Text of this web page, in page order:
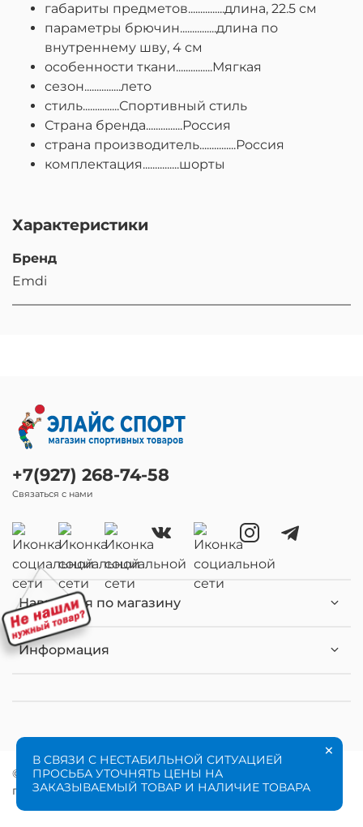
габариты предметов...............длина, 22.5 см
параметры брючин...............длина по
внутреннему шву, 4 см
особенности ткани...............Мягкая
сезон...............лето
стиль...............Спортивный стиль
Страна бренда...............Россия
страна производитель...............Россия
комплектация...............шорты
Характеристики
Бренд
Emdi
Навигация по магазину
Информация
+7(927) 268-74-58
Связаться с нами
© 2020 Любое использование контента без
письменного разрешения запрещено
В СВЯЗИ С НЕСТАБИЛЬНОЙ СИТУАЦИЕЙ
ПРОСЬБА УТОЧНЯТЬ ЦЕНЫ НА
ЗАКАЗЫВАЕМЫЙ ТОВАР И НАЛИЧИЕ ТОВАРА
×